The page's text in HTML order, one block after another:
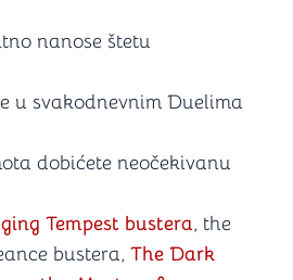
nanose štetu
u svakodnevnim Duelima
dobićete neočekivanu
Tempest bustera, the
bustera, The Dark